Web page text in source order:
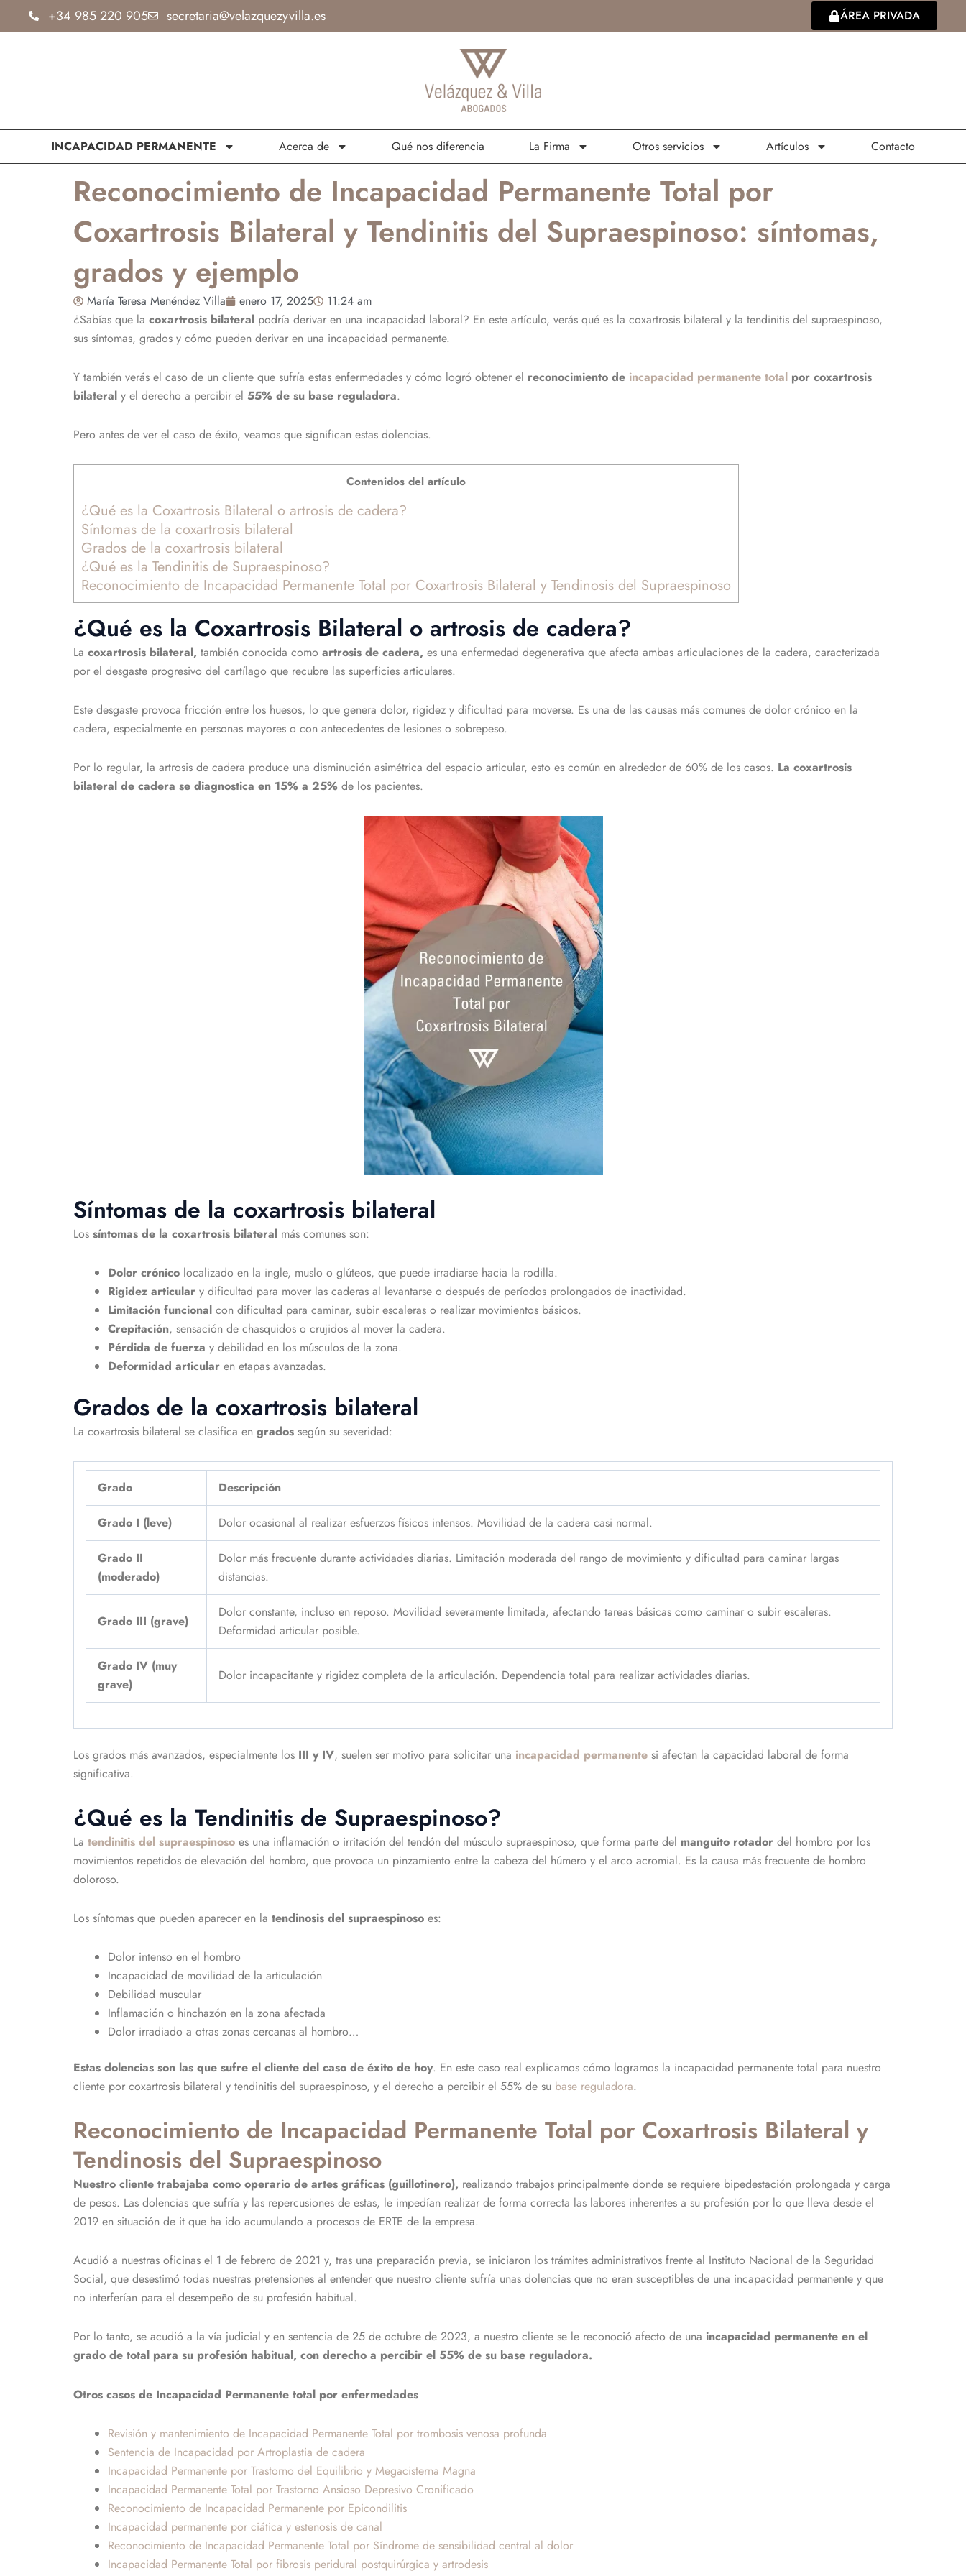
+34 985 220 905 secretaria@velazquezyvilla.es ÁREA PRIVADA
INCAPACIDAD PERMANENTE Acerca de Qué nos diferencia La Firma Otros servicios Artículos Contacto
Reconocimiento de Incapacidad Permanente Total por
Coxartrosis Bilateral y Tendinitis del Supraespinoso: síntomas,
grados y ejemplo
María Teresa Menéndez Villa enero 17, 2025
11:24 am
¿Sabías que la coxartrosis bilateral podría derivar en una incapacidad laboral? En este artículo, verás qué es la coxartrosis bilateral y la tendinitis del supraespinoso,
sus síntomas, grados y cómo pueden derivar en una incapacidad permanente.
Y también verás el caso de un cliente que sufría estas enfermedades y cómo logró obtener el reconocimiento de incapacidad permanente total por coxartrosis
bilateral y el derecho a percibir el 55% de su base reguladora.
Pero antes de ver el caso de éxito, veamos que significan estas dolencias.
Contenidos del artículo
¿Qué es la Coxartrosis Bilateral o artrosis de cadera?
Síntomas de la coxartrosis bilateral
Grados de la coxartrosis bilateral
¿Qué es la Tendinitis de Supraespinoso?
Reconocimiento de Incapacidad Permanente Total por Coxartrosis Bilateral y Tendinosis del Supraespinoso
¿Qué es la Coxartrosis Bilateral o artrosis de cadera?
La coxartrosis bilateral, también conocida como artrosis de cadera, es una enfermedad degenerativa que afecta ambas articulaciones de la cadera, caracterizada
por el desgaste progresivo del cartílago que recubre las superficies articulares.
Este desgaste provoca fricción entre los huesos, lo que genera dolor, rigidez y dificultad para moverse. Es una de las causas más comunes de dolor crónico en la
cadera, especialmente en personas mayores o con antecedentes de lesiones o sobrepeso.
Por lo regular, la artrosis de cadera produce una disminución asimétrica del espacio articular, esto es común en alrededor de 60% de los casos. La coxartrosis
bilateral de cadera se diagnostica en 15% a 25% de los pacientes.
Síntomas de la coxartrosis bilateral
Los síntomas de la coxartrosis bilateral más comunes son:
Dolor crónico localizado en la ingle, muslo o glúteos, que puede irradiarse hacia la rodilla.
Rigidez articular y dificultad para mover las caderas al levantarse o después de períodos prolongados de inactividad.
Limitación funcional con dificultad para caminar, subir escaleras o realizar movimientos básicos.
Crepitación, sensación de chasquidos o crujidos al mover la cadera.
Pérdida de fuerza y debilidad en los músculos de la zona.
Deformidad articular en etapas avanzadas.
Grados de la coxartrosis bilateral
La coxartrosis bilateral se clasifica en grados según su severidad:
Grado Descripción
Grado I (leve) Dolor ocasional al realizar esfuerzos físicos intensos. Movilidad de la cadera casi normal.
Grado II
(moderado)
Dolor más frecuente durante actividades diarias. Limitación moderada del rango de movimiento y dificultad para caminar largas
distancias.
Grado III (grave)
Dolor constante, incluso en reposo. Movilidad severamente limitada, afectando tareas básicas como caminar o subir escaleras.
Deformidad articular posible.
Grado IV (muy
grave)
Dolor incapacitante y rigidez completa de la articulación. Dependencia total para realizar actividades diarias.
Los grados más avanzados, especialmente los III y IV, suelen ser motivo para solicitar una incapacidad permanente si afectan la capacidad laboral de forma
significativa.
¿Qué es la Tendinitis de Supraespinoso?
La tendinitis del supraespinoso es una inflamación o irritación del tendón del músculo supraespinoso, que forma parte del manguito rotador del hombro por los
movimientos repetidos de elevación del hombro, que provoca un pinzamiento entre la cabeza del húmero y el arco acromial. Es la causa más frecuente de hombro
doloroso.
Los síntomas que pueden aparecer en la tendinosis del supraespinoso es:
Dolor intenso en el hombro
Incapacidad de movilidad de la articulación
Debilidad muscular
Inflamación o hinchazón en la zona afectada
Dolor irradiado a otras zonas cercanas al hombro…
Estas dolencias son las que sufre el cliente del caso de éxito de hoy. En este caso real explicamos cómo logramos la incapacidad permanente total para nuestro
cliente por coxartrosis bilateral y tendinitis del supraespinoso, y el derecho a percibir el 55% de su base reguladora.
Reconocimiento de Incapacidad Permanente Total por Coxartrosis Bilateral y
Tendinosis del Supraespinoso
Nuestro cliente trabajaba como operario de artes gráficas (guillotinero), realizando trabajos principalmente donde se requiere bipedestación prolongada y carga
de pesos. Las dolencias que sufría y las repercusiones de estas, le impedían realizar de forma correcta las labores inherentes a su profesión por lo que lleva desde el
2019 en situación de it que ha ido acumulando a procesos de ERTE de la empresa.
Acudió a nuestras oficinas el 1 de febrero de 2021 y, tras una preparación previa, se iniciaron los trámites administrativos frente al Instituto Nacional de la Seguridad
Social, que desestimó todas nuestras pretensiones al entender que nuestro cliente sufría unas dolencias que no eran susceptibles de una incapacidad permanente y que
no interferían para el desempeño de su profesión habitual.
Por lo tanto, se acudió a la vía judicial y en sentencia de 25 de octubre de 2023, a nuestro cliente se le reconoció afecto de una incapacidad permanente en el
grado de total para su profesión habitual, con derecho a percibir el 55% de su base reguladora.
Otros casos de Incapacidad Permanente total por enfermedades
Revisión y mantenimiento de Incapacidad Permanente Total por trombosis venosa profunda
Sentencia de Incapacidad por Artroplastia de cadera
Incapacidad Permanente por Trastorno del Equilibrio y Megacisterna Magna
Incapacidad Permanente Total por Trastorno Ansioso Depresivo Cronificado
Reconocimiento de Incapacidad Permanente por Epicondilitis
Incapacidad permanente por ciática y estenosis de canal
Reconocimiento de Incapacidad Permanente Total por Síndrome de sensibilidad central al dolor
Incapacidad Permanente Total por fibrosis peridural postquirúrgica y artrodesis